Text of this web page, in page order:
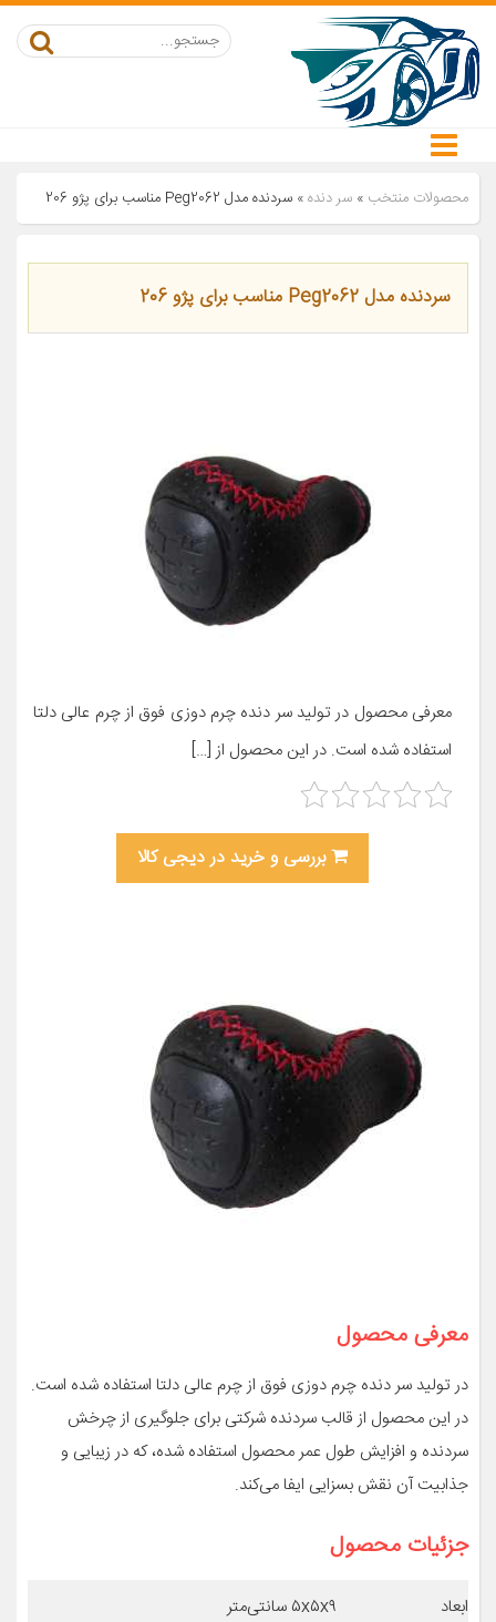
محصولات منتخب » سر دنده» سردنده مدل Peg2062 مناسب برای پژو 206
سردنده مدل Peg2062 مناسب برای پژو 206
معرفی محصول در تولید سر دنده چرم دوزی فوق از چرم عالی دلتا
استفاده شده است. در این محصول از […]
بررسی و خرید در دیجی کالا
معرفی محصول
در تولید سر دنده چرم دوزی فوق از چرم عالی دلتا استفاده شده است.
در این محصول از قالب سردنده شرکتی برای جلوگیری از چرخش
سردنده و افزایش طول عمر محصول استفاده شده، که در زیبایی و
جذابیت آن نقش بسزایی ایفا می‌کند.
جزئیات محصول
ابعاد ۵x۵x۹ سانتی‌متر